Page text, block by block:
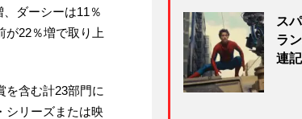
ダーシーは11％
が22％増で取り上
を含む計23部門に
シリーズまたは映
ス
ラ
連